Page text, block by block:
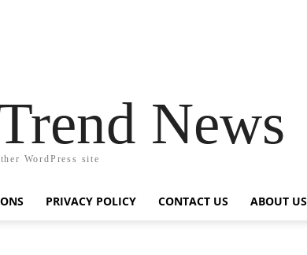
News
WordPress site
PRIVACY POLICY CONTACT US ABOUT US